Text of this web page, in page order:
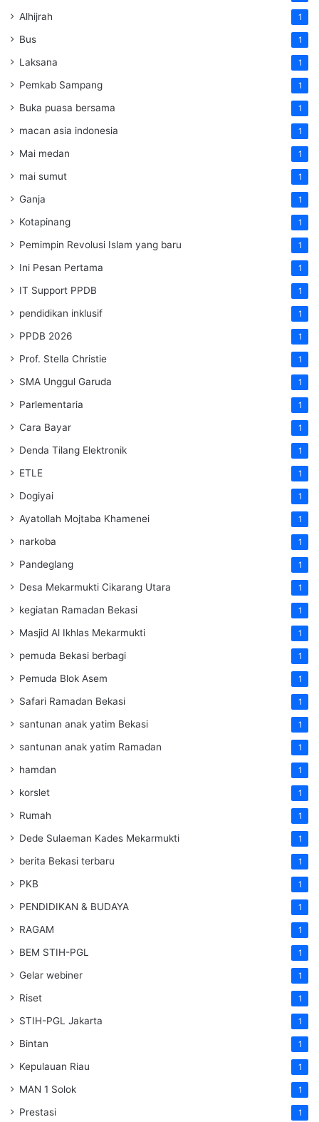
Alhijrah 1
Bus 1
Laksana 1
Pemkab Sampang 1
Buka puasa bersama 1
macan asia indonesia 1
Mai medan 1
mai sumut 1
Ganja 1
Kotapinang 1
Pemimpin Revolusi Islam yang baru 1
Ini Pesan Pertama 1
IT Support PPDB 1
pendidikan inklusif 1
PPDB 2026 1
Prof. Stella Christie 1
SMA Unggul Garuda 1
Parlementaria 1
Cara Bayar 1
Denda Tilang Elektronik 1
ETLE 1
Dogiyai 1
Ayatollah Mojtaba Khamenei 1
narkoba 1
Pandeglang 1
Desa Mekarmukti Cikarang Utara 1
kegiatan Ramadan Bekasi 1
Masjid Al Ikhlas Mekarmukti 1
pemuda Bekasi berbagi 1
Pemuda Blok Asem 1
Safari Ramadan Bekasi 1
santunan anak yatim Bekasi 1
santunan anak yatim Ramadan 1
hamdan 1
korslet 1
Rumah 1
Dede Sulaeman Kades Mekarmukti 1
berita Bekasi terbaru 1
PKB 1
PENDIDIKAN & BUDAYA 1
RAGAM 1
BEM STIH-PGL 1
Gelar webiner 1
Riset 1
STIH-PGL Jakarta 1
Bintan 1
Kepulauan Riau 1
MAN 1 Solok 1
Prestasi 1